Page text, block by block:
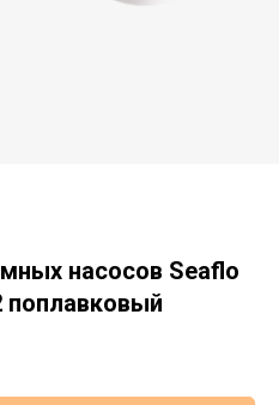
насосов Seaflo
поплавковый